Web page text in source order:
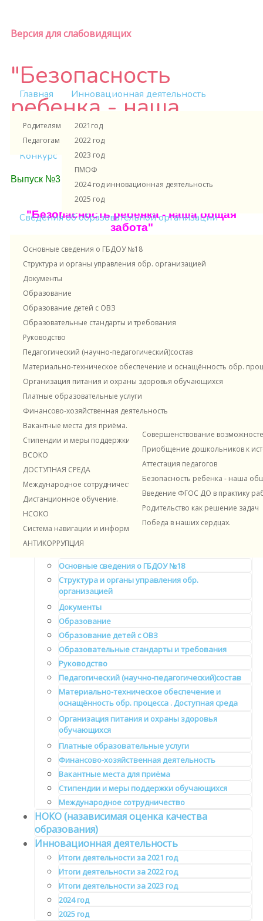
Версия для слабовидящих
Главная
Родителям и ученикам
Педагогам и сотрудникам
Инновационная деятельность
2021год
2022 год
2023 год
ПМОФ
2024 год инновационная деятельность
2025 год
Конкурс
Сведения об образовательной организации
Основные сведения о ГБДОУ №18
Структура и органы управления обр. организацией
Документы
Образование
Образование детей с ОВЗ
Образовательные стандарты и требования
Руководство
Педагогический (научно-педагогический)состав
Материально-техническое обеспечение и оснащённость обр.
Организация питания и охраны здоровья обучающихся
Платные образовательные услуги
Финансово-хозяйственная деятельность
Вакантные места для приёма. Прием в ДОУ
Стипендии и меры поддержки обучающихся
ВСОКО
ДОСТУПНАЯ СРЕДА
Международное сотрудничество
Дистанционное обучение.
НСОКО
Система навигации и информирования в ДОУ
АНТИКОРРУПЦИЯ
Новости и материалы
Внутрифирменное обучение
Наставничество в ДОУ "Цокотуха" ЭОЖ
Совершенствование
Приобщение дошкольников к
Аттестация педагогов
Безопасность ребенка - наша
Введение ФГОС ДО в практику
Родительство как решение задач
Победа в наших сердцах.
Консультационный центр Контакты
"Безопасность
ребенка - наша
общая забота"
Выпуск №3
"Безопасность ребенка - наша общая
забота"
В разделе "НОВОСТИ" размещена полезная
Профилактика детского дорожно транспортного
травматизма в дошкольном учреждении
БЕЗОПАСНОСТЬ РЕБЕНКА В БЫТУ читать
БЕЗОПАСНЫЙ ИНТЕРНЕТ читать
МЕРЫ ПОЖАРНОЙ БЕЗОПАСНОСТИ
читать
БЕЗОПАСНОСТЬ НА ВОДЕ ВЕСНОЙ читать
БЕЗОПАСНОСТЬ ЛЕТОМ читать
ВОСПИТАТЕЛЮ О ПРАВИЛАХ ДОРОЖНОГО ДВИЖЕНИЯ читать
РОДИТЕЛЯМ О ПРАВИЛАХ ДОРОЖНОГО ДВИЖЕНИЯ читать
ПРИЧИНЫ ДОРОЖНО ТРАНСПОРТНЫХ ПРОИСШЕСТВИЙ читать
Навигация
Сведения об образовательной организации
Основные сведения о ГБДОУ №18
Структура и органы управления обр.
организацией
Документы
Образование
Образование детей с ОВЗ
Образовательные стандарты и требования
Руководство
Педагогический (научно-педагогический)состав
Материально-техническое обеспечение и
оснащённость обр. процесса . Доступная среда
Организация питания и охраны здоровья
обучающихся
Платные образовательные услуги
Финансово-хозяйственная деятельность
Вакантные места для приёма
Стипендии и меры поддержки обучающихся
Международное сотрудничество
НОКО (назависимая оценка качества
образования)
Инновационная деятельность
Итоги деятельности за 2021 год
Итоги деятельности за 2022 год
Итоги деятельности за 2023 год
2024 год
2025 год